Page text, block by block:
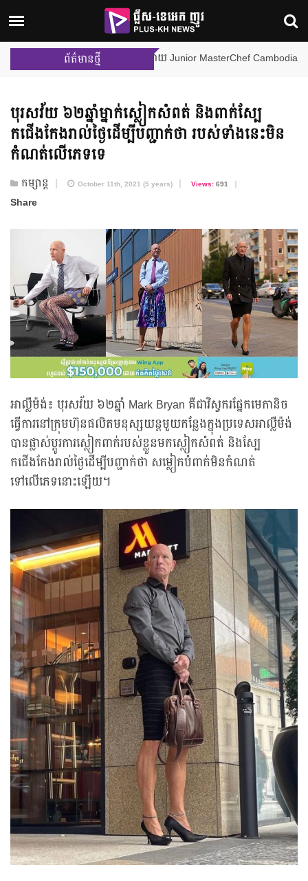
ព័ត៌មានថ្មី ម៉ីលីង និង នីហឫទ័យ នឹងក្លាយជា
បុរសវ័យ ៦២ឆ្នាំ​ម្នាក់​ស្លៀកសំពត់ និង​ពាក់ស្បែ
កជើងកែង​រាល់ថ្ងៃ​ដើម្បី​បញ្ជាក់ថា របស់​ទាំងនេះ​មិន
កំណត់​លើ​ភេទទេ
កម្សាន្ត October 11th, 2021 (5 years) Views:691
Share
អាល្លឺម៉ង់៖ បុរសវ័យ ៦២ឆ្នាំ Mark Bryan គឺជាវិស្វករផ្នែកមេកានិច
ធ្វើការនៅក្រុមហ៊ុនផលិតមនុស្សយន្តមួយកន្លែងក្នុងប្រទេសអាល្លឺម៉ង់
បានផ្លាស់ប្តូរការស្លៀកពាក់របស់ខ្លួនមកស្លៀកសំពត់ និងស្បែ
កជើងកែងរាល់ថ្ងៃដើម្បីបញ្ជាក់ថា សម្លៀកបំពាក់មិនកំណត់
ទៅលើភេទនោះឡើយ។